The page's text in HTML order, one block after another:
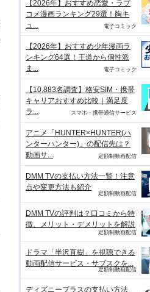
【2026年】おすすめ恋愛・ラブ
コメ漫画ランキング29選！胸キ
ュ...
電子コミック
【2026年】おすすめ少年漫画ラ
ンキング64選！王道から個性派
ま...
電子コミック
【10,883名調査】格安SIM・携帯
キャリアおすすめ比較｜満足度
ラ...
スマホ・携帯通信サービス
アニメ「HUNTER×HUNTER(ハ
ンターハンター)」の配信先は？
動画サ...
定額制動画配信
DMM TVの支払い方法一覧！注意
点や変更方法も紹介
定額制動画配信
DMM TVの評判は？口コミから特
徴、メリット・デメリットを解説
定額制動画配信
ドラマ「半沢直樹」を視聴できる
動画配信サービス・サブスクを...
定額制動画配信
ディズニープラスの支払い方法